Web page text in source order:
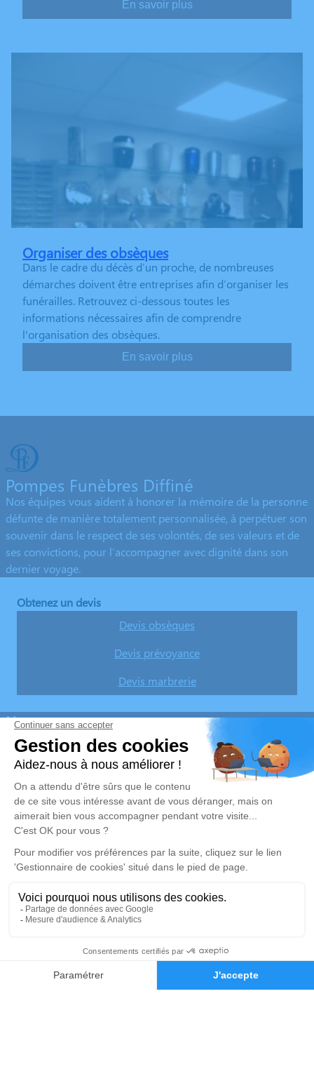
Demande de devis
En savoir plus
Organiser des obsèques
Dans le cadre du décès d’un proche, de nombreuses
démarches doivent être entreprises afin d’organiser les
funérailles. Retrouvez ci-dessous toutes les
informations nécessaires afin de comprendre
l'organisation des obsèques.
En savoir plus
Pompes Funèbres Diffiné
Nos équipes vous aident à honorer la mémoire de la personne
défunte de manière totalement personnalisée, à perpétuer son
souvenir dans le respect de ses volontés, de ses valeurs et de
ses convictions, pour l’accompagner avec dignité dans son
dernier voyage.
Obtenez un devis
Devis obsèques
Devis prévoyance
Devis marbrerie
Nos agences
Pompes Funèbres DIFFINÉ
03 88 89 31 25
5 Rue du Lin - 67580 - Mertzwiller
5/5 - 11 avis
Pompes Funèbres DIFFINÉ
03 88 89 31 25
31, Rue de Dahn - 67340 - Offwiller
5/5 - 76 avis
Nos Services
Demande de rendez-vous en